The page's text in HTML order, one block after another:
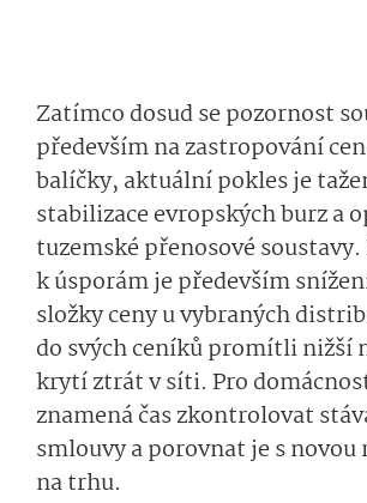
Zatímco dosud se pozornost
především na zastropování
balíčky, aktuální pokles je
stabilizace evropských burz a
tuzemské přenosové
k úsporám je především
složky ceny u vybraných
do svých ceníků promítli nižší
krytí ztrát v síti. Pro
znamená čas zkontrolovat
smlouvy a porovnat je s
na trhu.